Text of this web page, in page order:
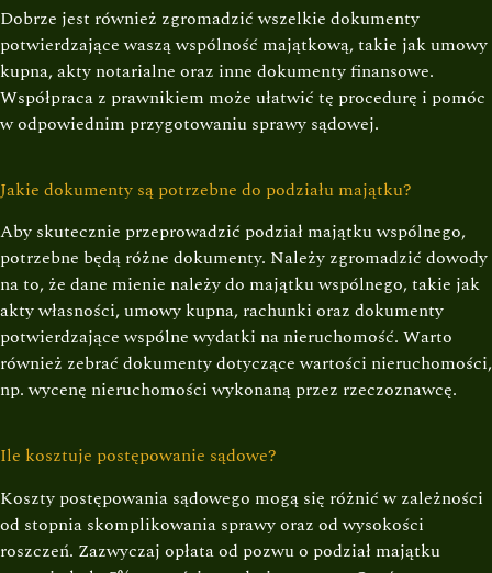
Dobrze jest również zgromadzić wszelkie dokumenty
potwierdzające waszą wspólność majątkową, takie jak umowy
kupna, akty notarialne oraz inne dokumenty finansowe.
Współpraca z prawnikiem może ułatwić tę procedurę i pomóc
w odpowiednim przygotowaniu sprawy sądowej.
Jakie dokumenty są potrzebne do podziału majątku?
Aby skutecznie przeprowadzić podział majątku wspólnego,
potrzebne będą różne dokumenty. Należy zgromadzić dowody
na to, że dane mienie należy do majątku wspólnego, takie jak
akty własności, umowy kupna, rachunki oraz dokumenty
potwierdzające wspólne wydatki na nieruchomość. Warto
również zebrać dokumenty dotyczące wartości nieruchomości,
np. wycenę nieruchomości wykonaną przez rzeczoznawcę.
Ile kosztuje postępowanie sądowe?
Koszty postępowania sądowego mogą się różnić w zależności
od stopnia skomplikowania sprawy oraz od wysokości
roszczeń. Zazwyczaj opłata od pozwu o podział majątku